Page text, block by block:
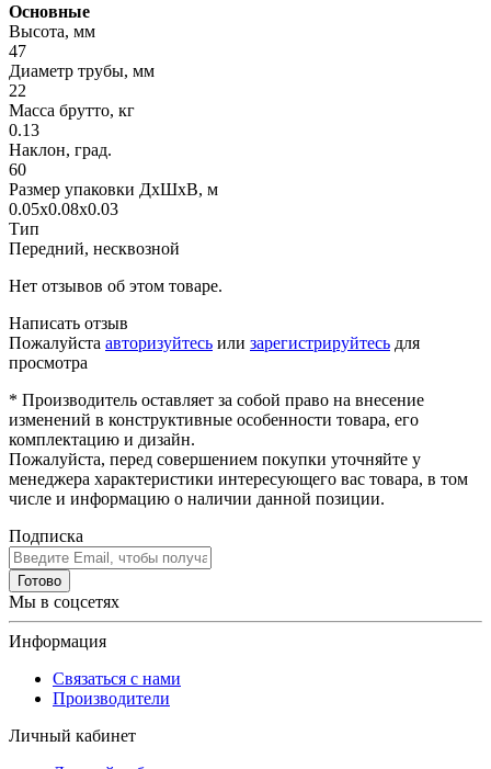
Основные
Высота, мм
47
Диаметр трубы, мм
22
Масса брутто, кг
0.13
Наклон, град.
60
Размер упаковки ДхШхВ, м
0.05x0.08x0.03
Тип
Передний, несквозной
Нет отзывов об этом товаре.
Написать отзыв
Пожалуйста авторизуйтесь или зарегистрируйтесь для
просмотра
* Производитель оставляет за собой право на внесение
изменений в конструктивные особенности товара, его
комплектацию и дизайн.
Пожалуйста, перед совершением покупки уточняйте у
менеджера характеристики интересующего вас товара, в том
числе и информацию о наличии данной позиции.
Подписка
Готово
Мы в соцсетях
Информация
Связаться с нами
Производители
Личный кабинет